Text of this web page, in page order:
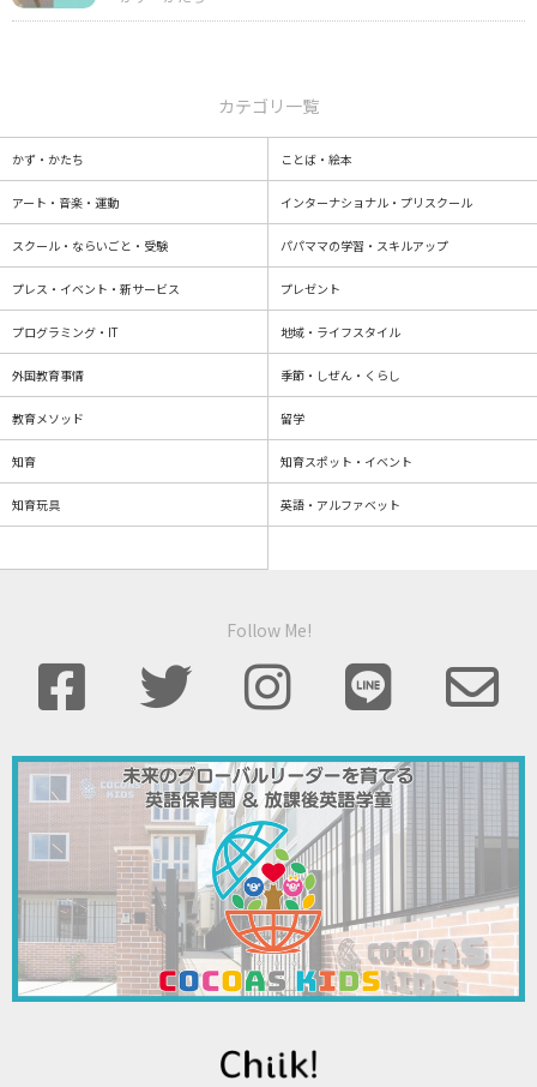
カテゴリ一覧
かず・かたち ことば・絵本
アート・音楽・運動 インターナショナル・プリスクール
スクール・ならいごと・受験 パパママの学習・スキルアップ
プレス・イベント・新サービス プレゼント
プログラミング・IT 地域・ライフスタイル
外国教育事情 季節・しぜん・くらし
教育メソッド 留学
知育 知育スポット・イベント
知育玩具 英語・アルファベット
Follow Me!